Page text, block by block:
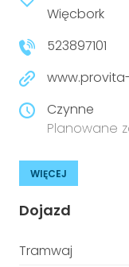
Prawo
Prawa osób z
Aktualności
Urządzenia IoT
Więcbork
523897101
Czynne
Planowane
WIĘCEJ
Dojazd
Tramwaj